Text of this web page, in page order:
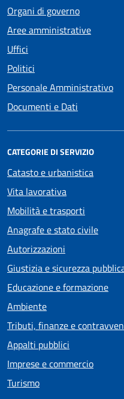
Organi di governo
Aree amministrative
Uffici
Politici
Personale Amministrativo
Documenti e Dati
CATEGORIE DI SERVIZIO
Catasto e urbanistica
Vita lavorativa
Mobilità e trasporti
Anagrafe e stato civile
Autorizzazioni
Giustizia e sicurezza
Educazione e formazione
Ambiente
Tributi, finanze e
Appalti pubblici
Imprese e commercio
Turismo